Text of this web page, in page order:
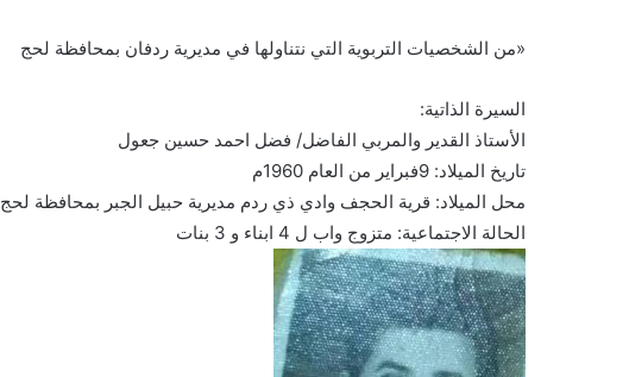
«من الشخصيات التربوية التي نتناولها في مديرية ردفان بمحافظة لحج
السيرة الذاتية:
الأستاذ القدير والمربي الفاضل/ فضل احمد حسين جعول
تاريخ الميلاد: 9فبراير من العام 1960م
محل الميلاد: قرية الحجف وادي ذي ردم مديرية حبيل الجبر بمحافظة لحج
الحالة الاجتماعية: متزوج واب ل 4 ابناء و 3 بنات